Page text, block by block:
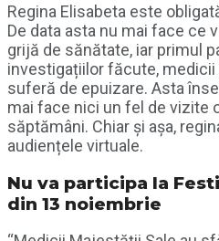
Regina Elisabeta este
De data asta nu mai face ce
grijă de sănătate, iar primul
investigațiilor făcute, medicii
suferă de epuizare. Asta
mai face nici un fel de vizite
săptămâni. Chiar și așa,
audiențele virtuale.
Nu va participa la
din 13 noiembrie